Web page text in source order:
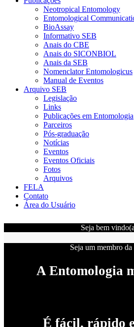
Neotropical Entomology
Entomological
BioAssay
Informativo SEB
Anais do CBE
Anais do SICONBIOL
Anais da SEB
Nomenclator Entomologicus
Manual de Eventos
Arquivo SEB
Legislação
Links
Publicações em Entomologia
Parceiros
Pós-graduação
Notícias
Eventos
Eventos Oficiais
Fotos
Arquivos
FELA
Contato
Área do Usuário
Seja bem
Seja um membro
A Entomologia
É fácil, rápido